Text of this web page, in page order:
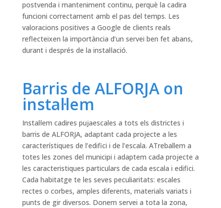
postvenda i manteniment continu, perquè la cadira
funcioni correctament amb el pas del temps. Les
valoracions positives a Google de clients reals
reflecteixen la importància d’un servei ben fet abans,
durant i després de la instal·lació.
Barris de ALFORJA on
instal·lem
Instal·lem cadires pujaescales a tots els districtes i
barris de ALFORJA, adaptant cada projecte a les
característiques de l’edifici i de l’escala. ATreballem a
totes les zones del municipi i adaptem cada projecte a
les caracteristiques particulars de cada escala i edifici.
Cada habitatge te les seves peculiaritats: escales
rectes o corbes, amples diferents, materials variats i
punts de gir diversos. Donem servei a tota la zona,